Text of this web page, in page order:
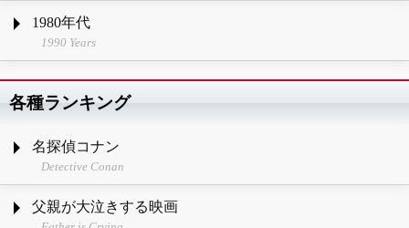
1980年代
1990 Years
各種ランキング
名探偵コナン
Detective Conan
父親が大泣きする映画